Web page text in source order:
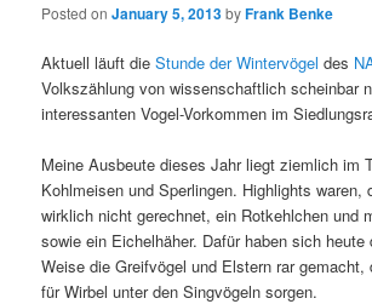
Posted onJanuary 5, 2013byFrank Benke
Aktuell läuft dieStunde der Wintervögel des
Volkszählung von wissenschaftlich scheinbar
interessanten Vogel-Vorkommen im
Meine Ausbeute dieses Jahr liegt ziemlich im
Kohlmeisen und Sperlingen. Highlights waren,
wirklich nicht gerechnet, ein Rotkehlchen und
sowie ein Eichelhäher. Dafür haben sich heute
Weise die Greifvögel und Elstern rar gemacht,
für Wirbel unter den Singvögeln sorgen.